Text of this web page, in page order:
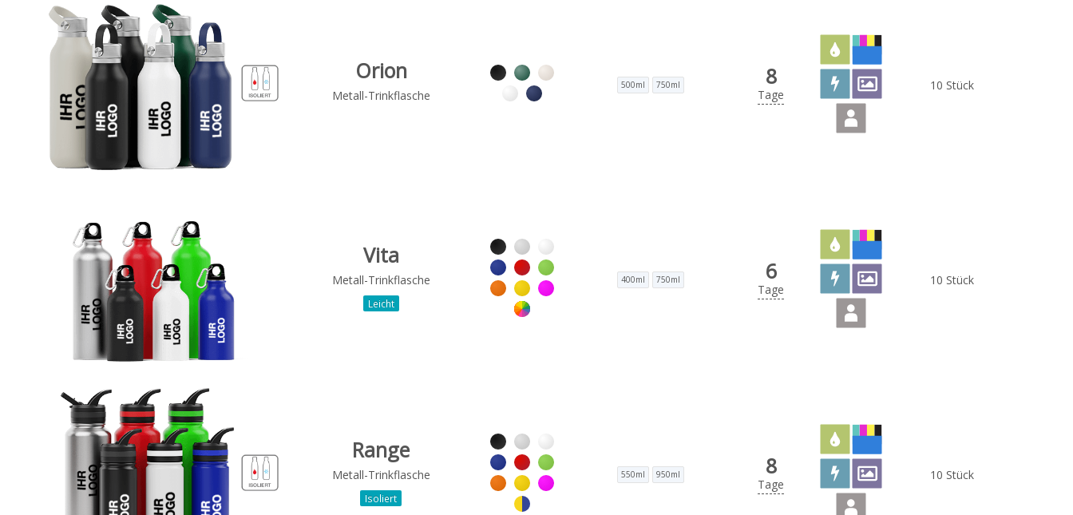
Orion
Metall-Trinkflasche
500ml 750ml 8
Tage
10 Stück
Vita
Metall-Trinkflasche
Leicht
400ml 750ml 6
Tage
10 Stück
Range
Metall-Trinkflasche
Isoliert
550ml 950ml 8
Tage
10 Stück